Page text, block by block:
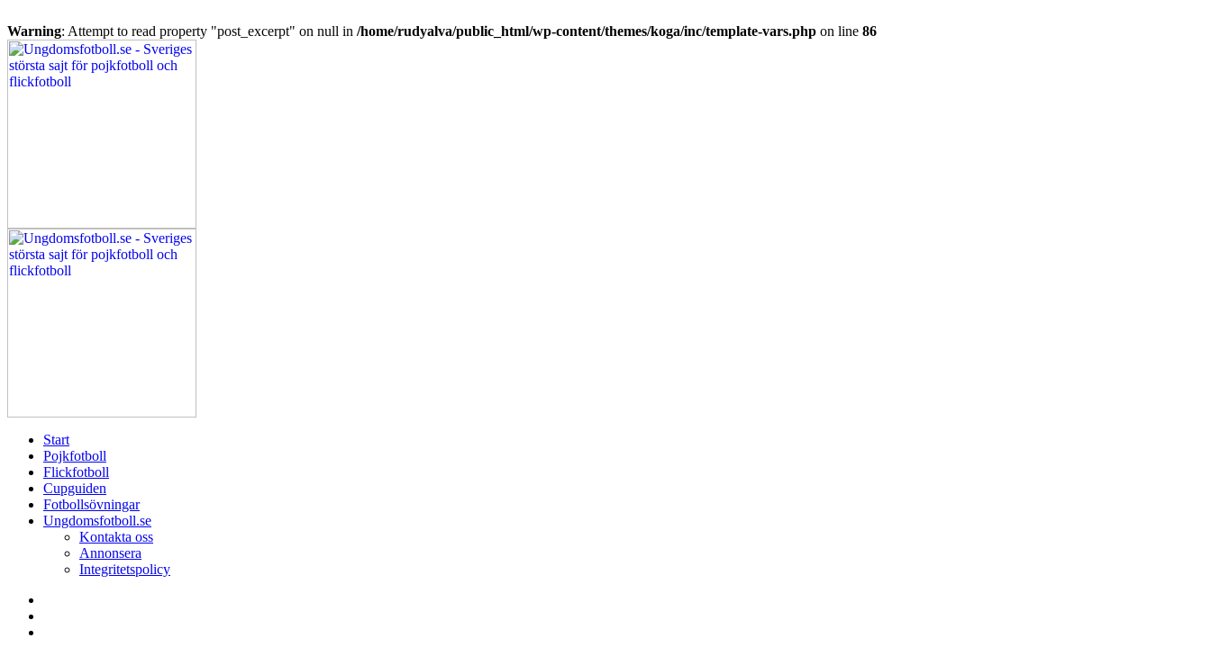
Warning: Attempt to read property "post_excerpt" on null in /home/rudyalva/public_html/wp-content/themes/koga/inc/template-vars.php on line 86
Menu
Search
Menu
Start
Pojkfotboll
Flickfotboll
Cupguiden
Fotbollsövningar
Ungdomsfotboll.se
Kontakta oss
Annonsera
Integritetspolicy